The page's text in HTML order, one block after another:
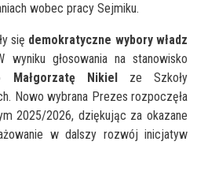
wobec pracy Sejmiku.
się demokratyczne wybory władz
wyniku głosowania na stanowisko
Małgorzatę Nikiel
ze Szkoły
Nowo wybrana Prezes rozpoczęła
2025/2026, dziękując za okazane
w dalszy rozwój inicjatyw